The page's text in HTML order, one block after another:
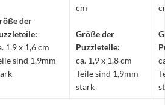
der
1,9 x 1,6 cm
sind 1,9mm
cm
Größe der
Puzzleteile:
ca. 1,9 x 1,8 cm
Teile sind 1,9mm
stark